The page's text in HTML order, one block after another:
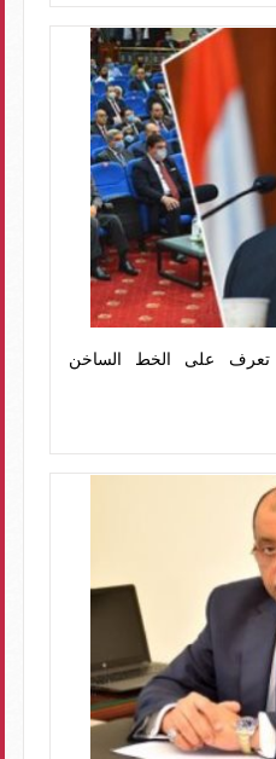
تعرف على الخط الساخن